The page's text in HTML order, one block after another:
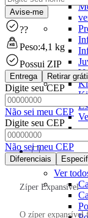
CARTEIRAS
Ver
Avise-me
??
Peso:4,1 kg
Possui ZIP
Entrega Retirar
Digite seu CEP
Não sei meu CEP
Digite seu CEP
Não sei meu CEP
Diferenciais
Zíper Expansível
O zíper expansível